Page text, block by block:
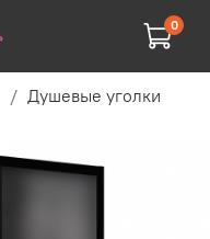
0
Душевые уголки